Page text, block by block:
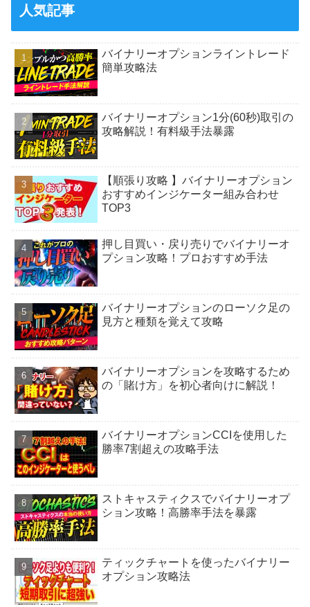
人気記事
バイナリーオプションライントレード
簡単攻略法
バイナリーオプション1分(60秒)取引の
攻略解説！有料級手法暴露
【順張り攻略 】バイナリーオプション
おすすめインジケーター組み合わせ
TOP3
押し目買い・戻り売りでバイナリーオ
プション攻略！プロおすすめ手法
バイナリーオプションのローソク足の
見方と種類を覚えて攻略
バイナリーオプションを攻略するため
の「賭け方」を初心者向けに解説！
バイナリーオプションCCIを使用した
勝率7割超えの攻略手法
ストキャスティクスでバイナリーオプ
ション攻略！高勝率手法を暴露
ティックチャートを使ったバイナリー
オプション攻略法